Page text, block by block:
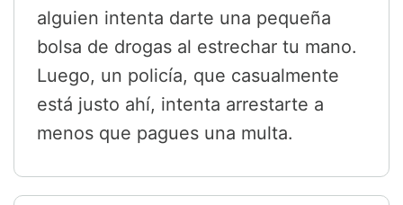
alguien intenta darte una pequeña
bolsa de drogas al estrechar tu mano.
Luego, un policía, que casualmente
está justo ahí, intenta arrestarte a
menos que pagues una multa.